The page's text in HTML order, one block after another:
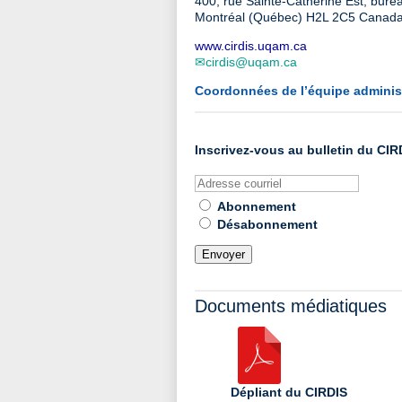
Montréal (Québec) H2L 2C5 Canada
www.cirdis.uqam.ca
cirdis@uqam.ca
Coordonnées de l’équipe
Inscrivez-vous au bulletin du
Abonnement
Désabonnement
Documents médiatiques
Dépliant du CIRDIS